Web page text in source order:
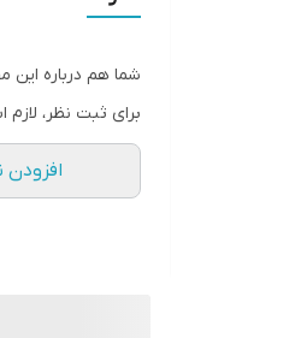
شما هم درباره این
برای ثبت نظر،
افزودن